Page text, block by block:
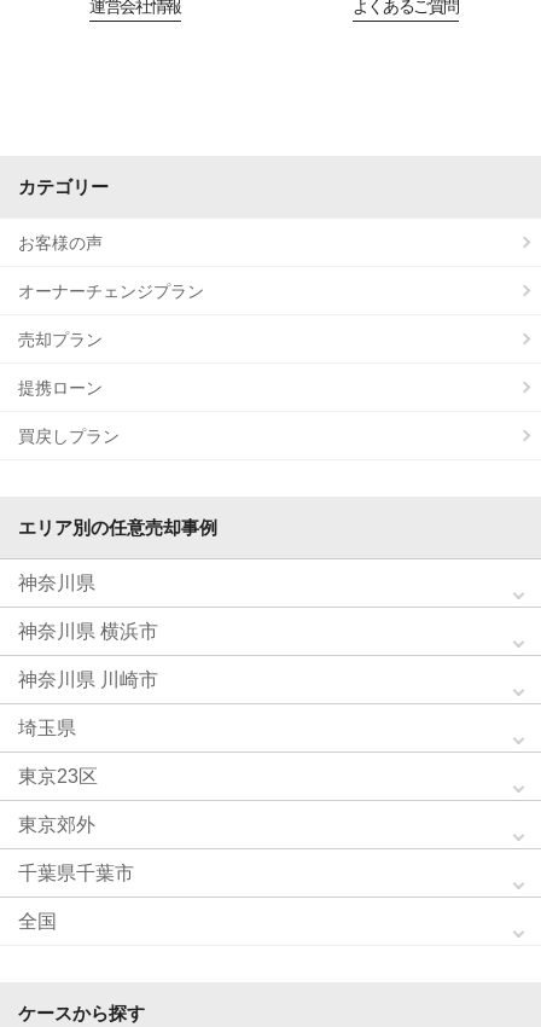
運営会社情報 よくあるご質問
カテゴリー
お客様の声
オーナーチェンジプラン
売却プラン
提携ローン
買戻しプラン
エリア別の任意売却事例
神奈川県
神奈川県 横浜市
神奈川県 川崎市
埼玉県
東京23区
東京郊外
千葉県千葉市
全国
ケースから探す